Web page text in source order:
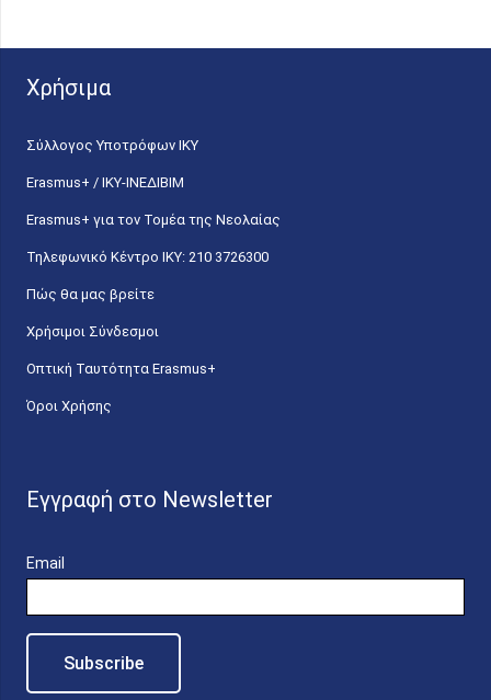
Χρήσιμα
Σύλλογος Υποτρόφων ΙΚΥ
Erasmus+ / ΙΚΥ-ΙΝΕΔΙΒΙΜ
Erasmus+ για τον Τομέα της Νεολαίας
Τηλεφωνικό Κέντρο IKY: 210 3726300
Πώς θα μας βρείτε
Χρήσιμοι Σύνδεσμοι
Οπτική Ταυτότητα Erasmus+
Όροι Χρήσης
Εγγραφή στο Newsletter
Email